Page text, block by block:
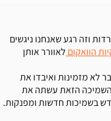
וזה רגע שאנחנו ניגשים
הוואקום לאוורר אותן
לא מזמינות ואיבדו את
הזאת עשתה את
בשמיכות חדשות ומפנקות.